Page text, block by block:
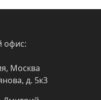
офис:
Москва
д. 5к3